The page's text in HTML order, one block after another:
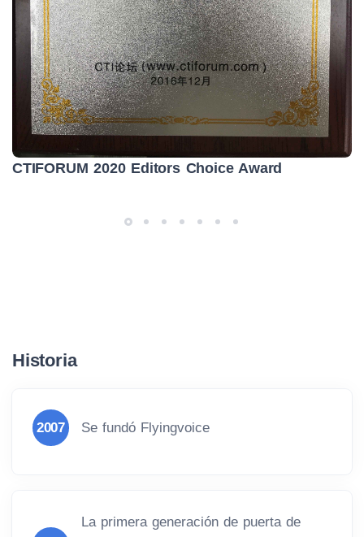
CTIFORUM 2020 Editors Choice Award
Historia
2007 Se fundó Flyingvoice
La primera generación de puerta de